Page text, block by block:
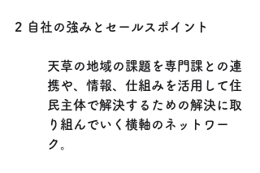
2 自社の強みとセールスポイント
天草の地域の課題を専門課との連
携や、情報、仕組みを活用して住
民主体で解決するための解決に取
り組んでいく横軸のネットワー
ク。